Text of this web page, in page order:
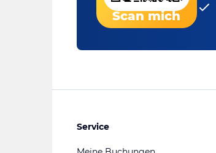
Scan mich
Service